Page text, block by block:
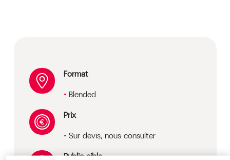
Format
Blended
Prix
Sur devis, nous consulter
Public cible